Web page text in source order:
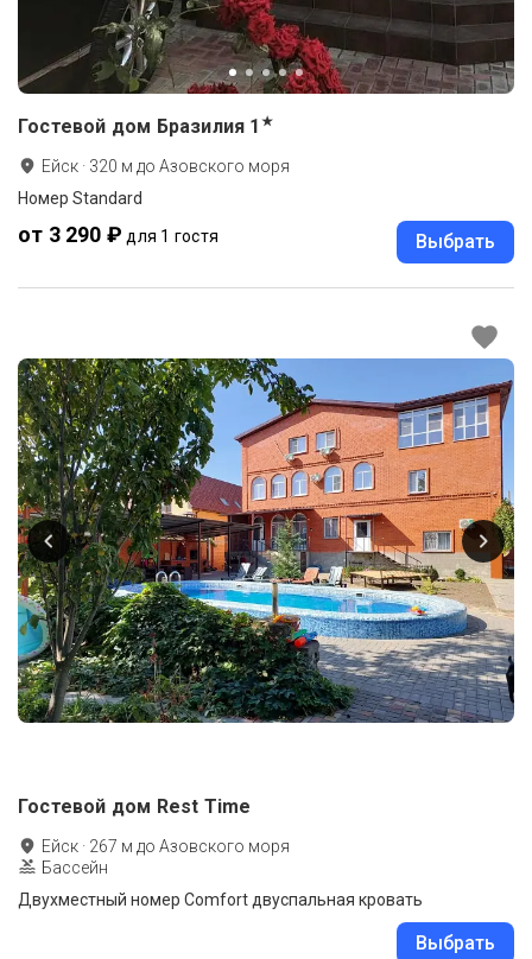
Гостевой дом Бразилия 1 ★
Ейск · 320 м до Азовского моря
Номер Standard
от 3 290 ₽ для 1 гостя Выбрать
Гостевой дом Rest Time
Ейск · 267 м до Азовского моря
Бассейн
Двухместный номер Comfort двуспальная кровать
Выбрать